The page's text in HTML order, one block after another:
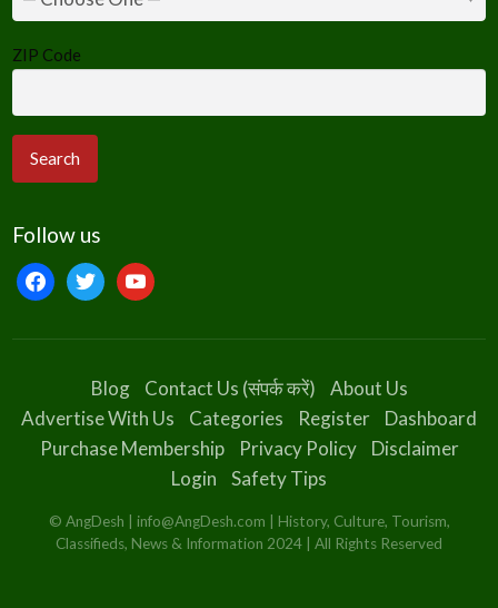
ZIP Code
Follow us
facebooktwitteryoutube
Blog Contact Us (संपर्क करें)
About Us
Advertise With Us
Categories Register
Dashboard
Purchase Membership
Privacy Policy
Disclaimer
Login
Safety Tips
© AngDesh | info@AngDesh.com | History, Culture, Tourism,
Classifieds, News & Information 2024 | All Rights Reserved